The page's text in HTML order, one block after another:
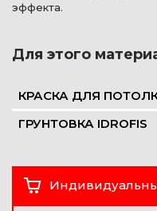
эффекта.
Для этого
КРАСКА ДЛЯ
ГРУНТОВКА IDROFIS